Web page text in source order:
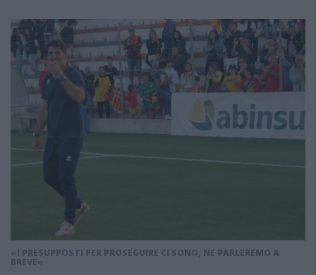
«I PRESUPPOSTI PER PROSEGUIRE CI SONO, NE PARLEREMO A
BREVE»